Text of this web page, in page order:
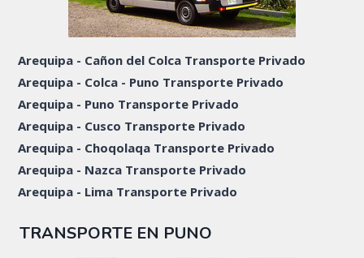
Arequipa - Cañon del Colca Transporte Privado
Arequipa - Colca - Puno Transporte Privado
Arequipa - Puno Transporte Privado
Arequipa - Cusco Transporte Privado
Arequipa - Choqolaqa Transporte Privado
Arequipa - Nazca Transporte Privado
Arequipa - Lima Transporte Privado
TRANSPORTE EN PUNO